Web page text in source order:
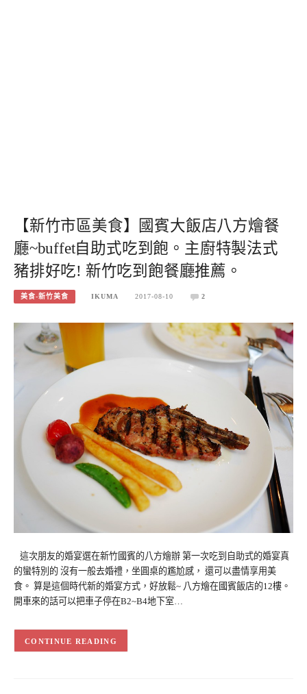
【新竹市區美食】國賓大飯店八方燴餐
廳~buffet自助式吃到飽。主廚特製法式
豬排好吃! 新竹吃到飽餐廳推薦。
美食-新竹美食 IKUMA 2017-08-10 2
這次朋友的婚宴選在新竹國賓的八方燴辦 第一次吃到自助式的婚宴真
的蠻特別的 沒有一般去婚禮，坐圓桌的尷尬感， 還可以盡情享用美
食。 算是這個時代新的婚宴方式，好放鬆~ 八方燴在國賓飯店的12樓。
開車來的話可以把車子停在B2~B4地下室…
CONTINUE READING